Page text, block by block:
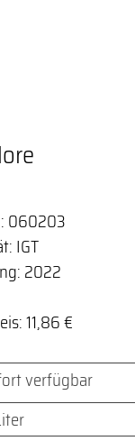
060203
IGT
2022
11,86 €
verfügbar